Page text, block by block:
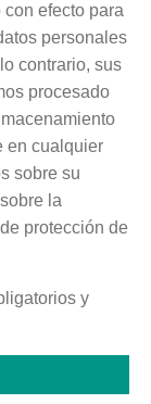
efecto para
personales
contrario, sus
procesado
en cualquier
sobre su
la
protección de
y